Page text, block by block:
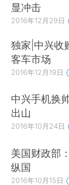
显冲击
2016年12月29日
独家|中兴收
客车市场
2016年12月19日
中兴手机换
出山
2016年10月24日
美国财政部
纵国
2016年10月15日